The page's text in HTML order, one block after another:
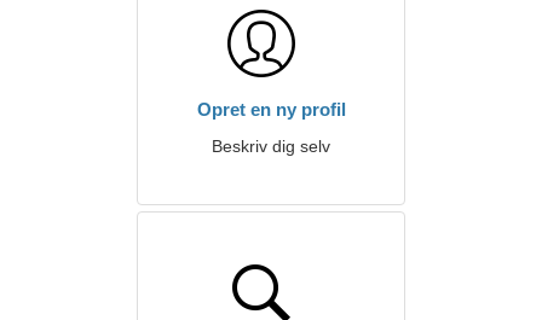
Opret en ny profil
Beskriv dig selv